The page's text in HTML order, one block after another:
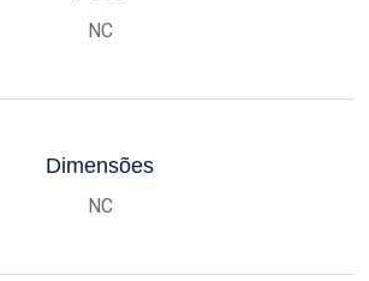
NC
Dimensões
NC